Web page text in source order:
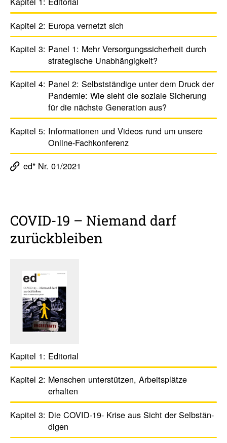
Kapitel 2: Europa vernetzt sich
Kapitel 3: Panel 1: Mehr Versor­gungs­si­cher­heit durch
stra­te­gi­sche Unab­hän­gig­keit?
Kapitel 4: Panel 2: Selbst­stän­dige unter dem Druck der
­Pandemie: Wie sieht die soziale Siche­rung
für die nächste Gene­ra­tion aus?
Kapitel 5: Infor­ma­tionen und Videos rund um unsere
Online-­Fach­kon­fe­renz
ed* Nr. 01/2021
COVID-19 – Niemand darf
zurück­bleiben
Kapitel 1: Edito­rial
Kapitel 2: Menschen unter­stützen, Arbeits­plätze
erhalten
Kapitel 3: Die COVID-19- Krise aus Sicht der Selb­stän­
digen